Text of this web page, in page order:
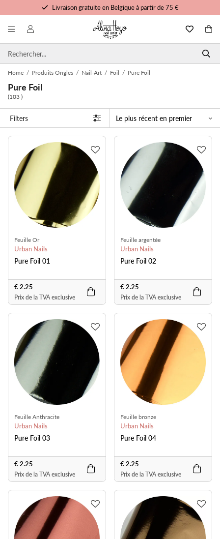
Livraison gratuite en Belgique à partir de 75 €
Formation et tutoriels gratuits
Commandé avant 15h00, expédié aujourd'hui
Home / Produits Ongles / Nail-Art / Foil / Pure Foil
Pure Foil
(103 )
Filters
Feuille Or
Urban Nails
Pure Foil 01
€ 2.25
Prix de la TVA exclusive
Feuille argentée
Urban Nails
Pure Foil 02
€ 2.25
Prix de la TVA exclusive
Feuille Anthracite
Urban Nails
Pure Foil 03
€ 2.25
Prix de la TVA exclusive
Feuille bronze
Urban Nails
Pure Foil 04
€ 2.25
Prix de la TVA exclusive